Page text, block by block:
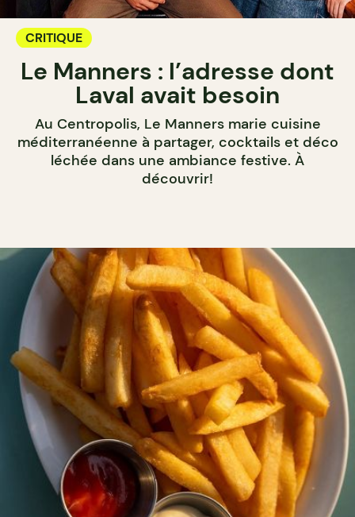
CRITIQUE
Le Manners : l’adresse dont
Laval avait besoin
Au Centropolis, Le Manners marie cuisine
méditerranéenne à partager, cocktails et déco
léchée dans une ambiance festive. À
découvrir!